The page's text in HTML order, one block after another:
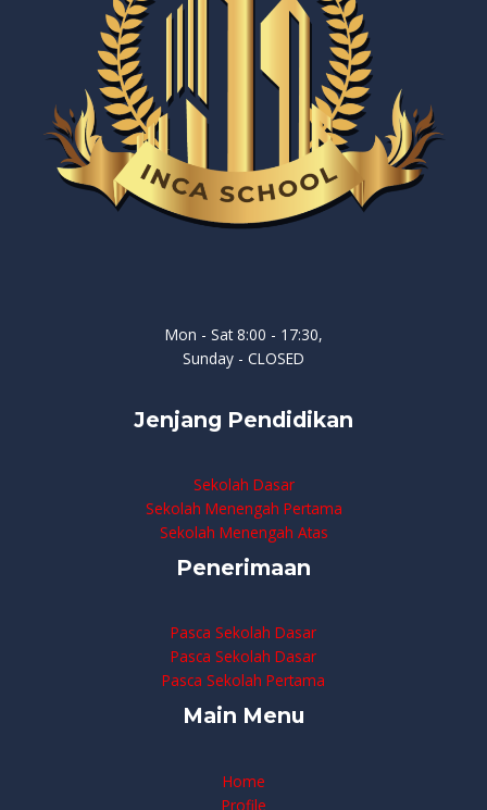
Mon - Sat 8:00 - 17:30,
Sunday - CLOSED
Jenjang Pendidikan
Sekolah Dasar
Sekolah Menengah Pertama
Sekolah Menengah Atas
Penerimaan
Pasca Sekolah Dasar
Pasca Sekolah Dasar
Pasca Sekolah Pertama
Main Menu
Home
Profile